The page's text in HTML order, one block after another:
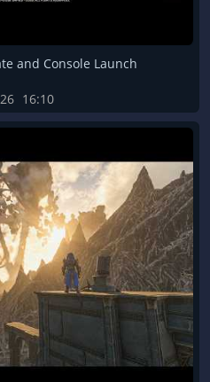
and Console Launch
16:10